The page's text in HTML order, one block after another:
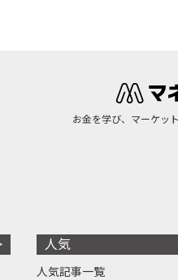
お金を学び、マーケッ
人気
人気記事一覧